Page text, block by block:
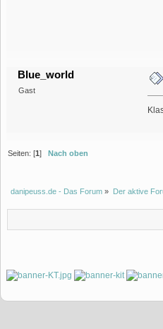
Blue_world
Gast
Seiten: [1] Nach oben
danipeuss.de - Das Forum » Der aktive